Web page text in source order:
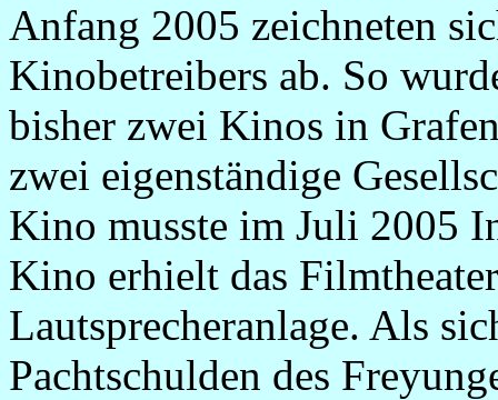
Anfang 2005 zeichneten
Kinobetreibers ab. So
bisher zwei Kinos in
zwei eigenständige
Kino musste im Juli 2005
Kino erhielt das
Lautsprecheranlage. Als
Pachtschulden des